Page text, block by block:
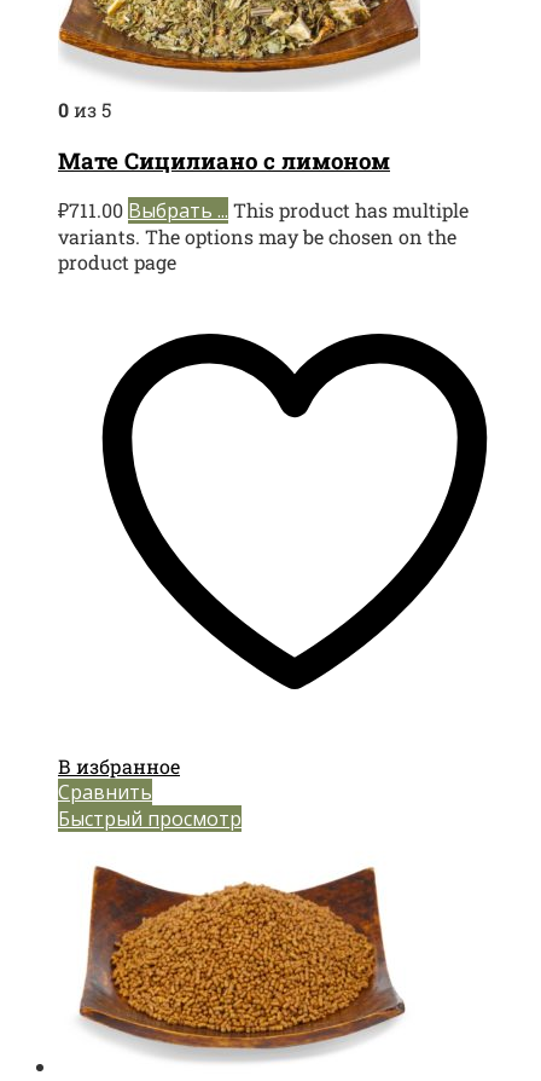
0из 5
Мате Сицилиано с лимоном
₽711.00 Выбрать ... This product has multiple
variants. The options may be chosen on the
product page
В избранное
Сравнить
Быстрый просмотр